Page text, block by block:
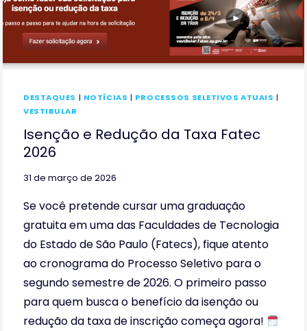
DESTAQUES | NOTÍCIAS | PROCESSOS SELETIVOS ATUAIS |
VESTIBULAR
Isenção e Redução da Taxa Fatec
2026
31 de março de 2026
Se você pretende cursar uma graduação
gratuita em uma das Faculdades de Tecnologia
do Estado de São Paulo (Fatecs), fique atento
ao cronograma do Processo Seletivo para o
segundo semestre de 2026. O primeiro passo
para quem busca o benefício da isenção ou
redução da taxa de inscrição começa agora!